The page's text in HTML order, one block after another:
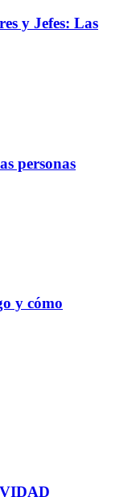
y Jefes: Las
personas
y cómo